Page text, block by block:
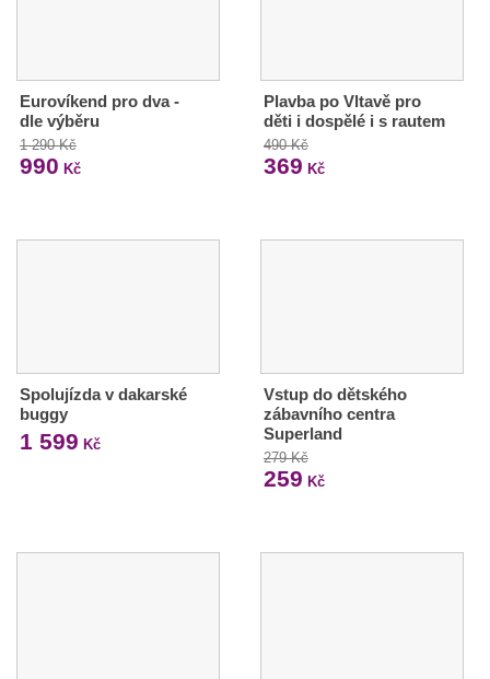
Eurovíkend pro dva -
dle výběru
1 290 Kč
990 Kč
Plavba po Vltavě pro
děti i dospělé i s rautem
490 Kč
369 Kč
Spolujízda v dakarské
buggy
1 599 Kč
Vstup do dětského
zábavního centra
Superland
279 Kč
259 Kč